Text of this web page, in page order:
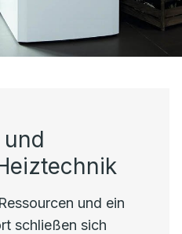
und ein
schließen sich